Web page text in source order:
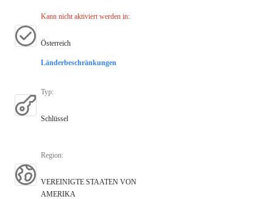
Kann nicht aktiviert werden in:
Österreich
Länderbeschränkungen
Typ:
Schlüssel
Region:
VEREINIGTE STAATEN VON
AMERIKA